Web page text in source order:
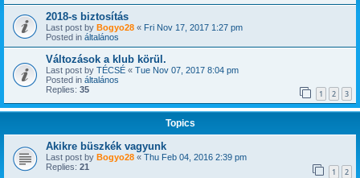
2018-s biztosítás
Last post by Bogyo28 « Fri Nov 17, 2017 1:27 pm
Posted in általános
Változások a klub körül.
Last post by TÉCSÉ « Tue Nov 07, 2017 8:04 pm
Posted in általános
Replies: 35 1 2 3
Topics
Akikre büszkék vagyunk
Last post by Bogyo28 « Thu Feb 04, 2016 2:39 pm
Replies: 21 1 2